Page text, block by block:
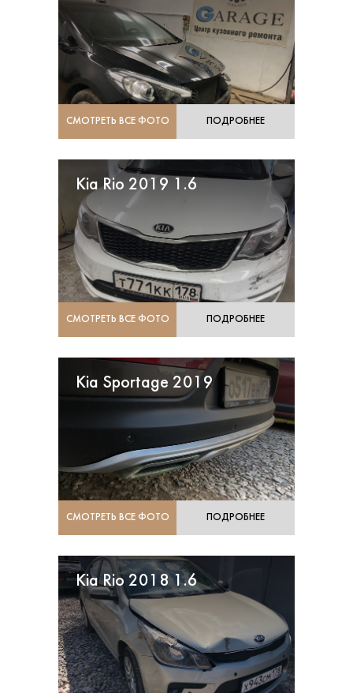
СМОТРЕТЬ ВСЕ ФОТО ПОДРОБНЕЕ
Kia Rio 2019 1.6
СМОТРЕТЬ ВСЕ ФОТО ПОДРОБНЕЕ
Kia Sportage 2019
СМОТРЕТЬ ВСЕ ФОТО ПОДРОБНЕЕ
Kia Rio 2018 1.6